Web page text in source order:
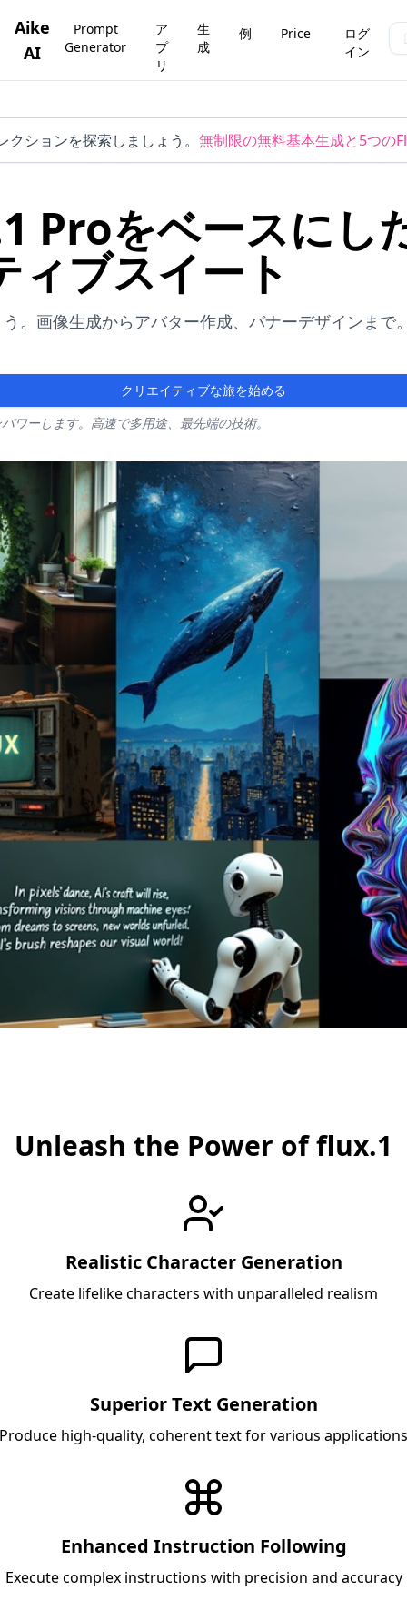
Aike
AI
Prompt
Generator
ア
プ
リ
生
成
例 Price
ログ
イン
ションを探索しましょう。 無制限の無料基本生成と5つの
Proをベースにし
ブスイート
。画像生成からアバター作成、バナーデザインまで
クリエイティブな旅を始める
ワーします。高速で多用途、最先端の技術。
Unleash the Power of flux.1
Realistic Character Generation
Create lifelike characters with unparalleled realism
Superior Text Generation
Produce high-quality, coherent text for various applications
Enhanced Instruction Following
Execute complex instructions with precision and accuracy